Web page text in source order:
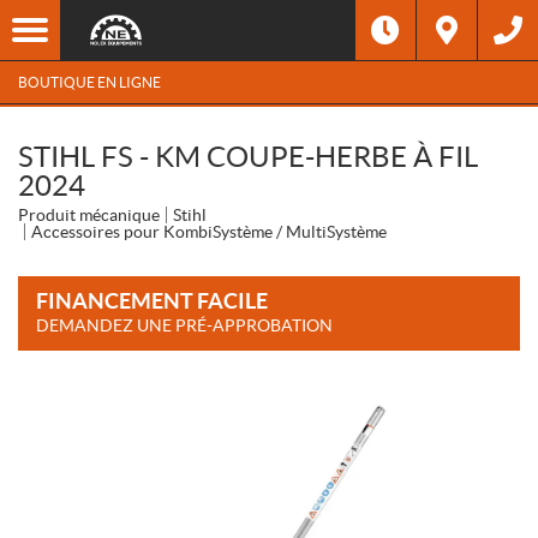
BOUTIQUE EN LIGNE
STIHL FS - KM COUPE-HERBE À FIL
2024
Produit mécanique
Stihl
Accessoires pour KombiSystème / MultiSystème
FINANCEMENT FACILE
DEMANDEZ UNE PRÉ-APPROBATION